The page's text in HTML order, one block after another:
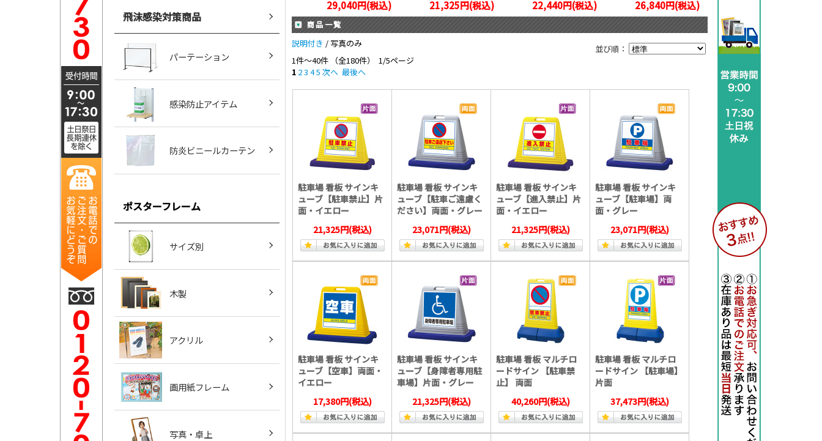
飛沫感染対策商品
パーテーション
感染防止アイテム
防炎ビニールカーテン
ポスターフレーム
サイズ別
木製
アクリル
画用紙フレーム
写真・卓上
29,040円(税込) 21,325円(税込) 22,440円(税込) 26,840円(税込)
商品一覧
並び順：
説明付き / 写真のみ
1件～40件 （全180件） 1/5ページ
1 23 45 次へ 最後へ
駐車場 看板 サインキ
ューブ【駐車禁止】片
面・イエロー
21,325円(税込)
駐車場 看板 サインキ
ューブ【駐車ご遠慮く
ださい】両面・グレー
23,071円(税込)
駐車場 看板 サインキ
ューブ【進入禁止】片
面・イエロー
21,325円(税込)
駐車場 看板 サインキ
ューブ【駐車場】両
面・グレー
23,071円(税込)
駐車場 看板 サインキ
ューブ【空車】両面・
イエロー
17,380円(税込)
駐車場 看板 サインキ
ューブ【身障者専用駐
車場】片面・グレー
21,325円(税込)
駐車場 看板 マルチロ
ードサイン 【駐車禁
止】 両面
40,260円(税込)
駐車場 看板 マルチロ
ードサイン 【駐車場】
片面
37,473円(税込)